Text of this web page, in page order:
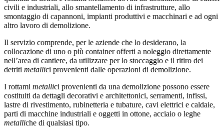
civili e industriali, allo smantellamento di infrastrutture, allo
smontaggio di capannoni, impianti produttivi e macchinari e ad ogni
altro lavoro di demolizione.
Il servizio comprende, per le aziende che lo desiderano, la
collocazione di uno o più container offerti a noleggio direttamente
nell’area di cantiere, da utilizzare per lo stoccaggio e il ritiro dei
detriti metallici provenienti dalle operazioni di demolizione.
I rottami metallici provenienti da una demolizione possono essere
costituiti da dettagli decorativi e architettonici, serramenti, infissi,
lastre di rivestimento, rubinetteria e tubature, cavi elettrici e caldaie,
parti di macchine industriali e oggetti in ottone, acciaio o leghe
metalliche di qualsiasi tipo.